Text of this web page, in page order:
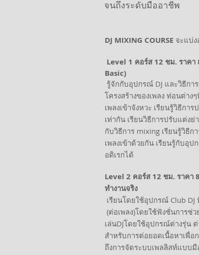
จนถึงระดับมืออาชีพ
DJ MIXING COURSE จะแบ่
Level 1 คอร์ส 12 ชม. ราค
Basic)
รู้จักกับอุปกรณ์ DJ และวิธีกา
โครงสร้างของเพลง ท่อนต่า
เพลงเข้าจังหวะ เรียนรู้วิธีกา
เท่ากัน เรียนวิธีการปรับแต่ง
กับวิธีการ mixing เรียนรู้วิธีก
เพลงเข้าด้วยกัน เรียนรู้กับอุป
อดิเรกได้
Level 2 คอร์ส 12 ชม. ราคา
ทำงานจริง
เรียนโดยใช้อุปกรณ์ Club
(ต่อเพลง)โดยใช้ฟังชั่นการช่
เล่นDJโดยใช้อุปกรณ์ต่างรุ่น
สำหรับการต่อยอดเนื้อหาเพื่อ
ถึงการจัดระบบเพลลิสท์แบบ